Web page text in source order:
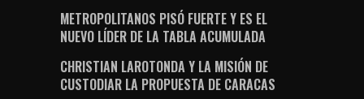
METROPOLITANOS PISÓ FUERTE Y ES EL
NUEVO LÍDER DE LA TABLA ACUMULADA
CHRISTIAN LAROTONDA Y LA MISIÓN DE
CUSTODIAR LA PROPUESTA DE CARACAS